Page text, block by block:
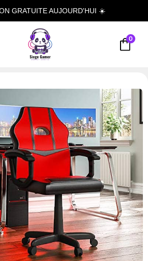
GRATUITE AUJOURD'HUI ☀️
0